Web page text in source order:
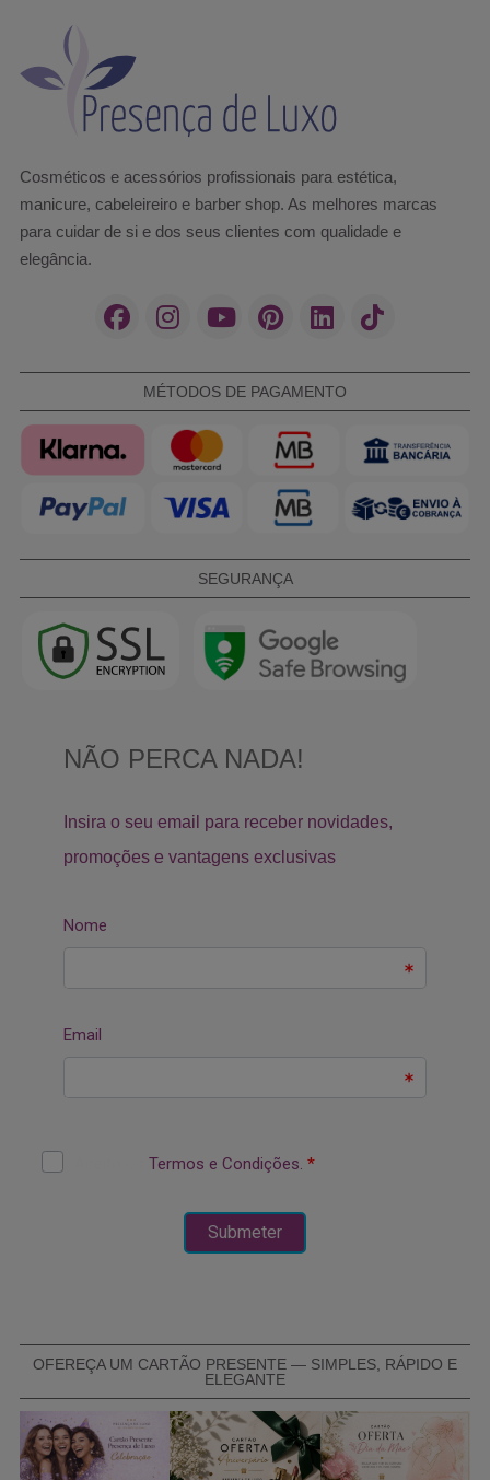
Cosméticos e acessórios profissionais para estética,
manicure, cabeleireiro e barber shop. As melhores marcas
para cuidar de si e dos seus clientes com qualidade e
elegância.
MÉTODOS DE PAGAMENTO
SEGURANÇA
OFEREÇA UM CARTÃO PRESENTE — SIMPLES, RÁPIDO E
ELEGANTE